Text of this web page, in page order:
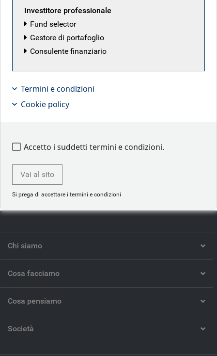
spiega perché ritiene che i temi legati a policy & politics
siano cosi importanti nel processo decisionale di
investimento.
Play
Video
Chi siamo
Cosa facciamo
Cosa pensiamo
Società
Investitore professionale
Fund selector
Gestore di portafoglio
Consulente finanziario
Termini e condizioni
Cookie policy
Accetto i suddetti termini e condizioni.
Vai al sito
Si prega di accettare i termini e condizioni